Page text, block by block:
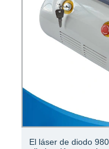
Bolsas de filtro de